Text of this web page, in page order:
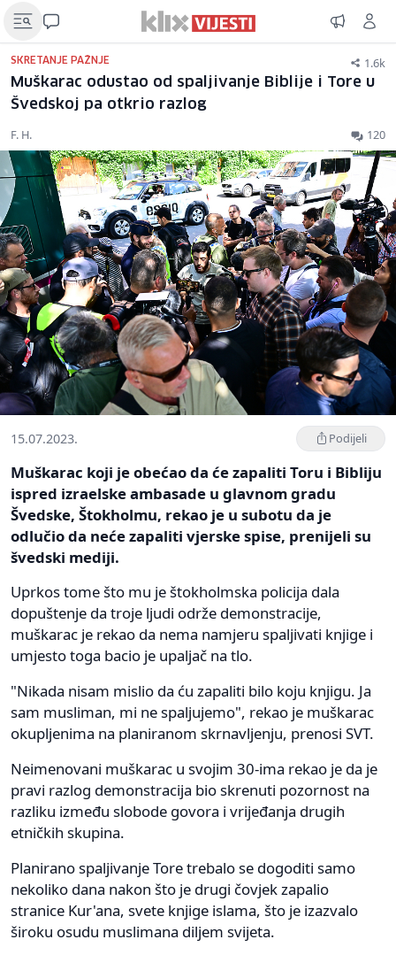
SKRETANJE PAŽNJE 1.6k
Muškarac odustao od spaljivanje Biblije i Tore u
Švedskoj pa otkrio razlog
F. H. 120
15.07.2023. Podijeli
Muškarac koji je obećao da će zapaliti Toru i Bibliju
ispred izraelske ambasade u glavnom gradu
Švedske, Štokholmu, rekao je u subotu da je
odlučio da neće zapaliti vjerske spise, prenijeli su
švedski mediji.
Uprkos tome što mu je štokholmska policija dala
dopuštenje da troje ljudi održe demonstracije,
muškarac je rekao da nema namjeru spaljivati knjige i
umjesto toga bacio je upaljač na tlo.
"Nikada nisam mislio da ću zapaliti bilo koju knjigu. Ja
sam musliman, mi ne spaljujemo", rekao je muškarac
okupljenima na planiranom skrnavljenju, prenosi SVT.
Neimenovani muškarac u svojim 30-ima rekao je da je
pravi razlog demonstracija bio skrenuti pozornost na
razliku između slobode govora i vrijeđanja drugih
etničkih skupina.
Planirano spaljivanje Tore trebalo se dogoditi samo
nekoliko dana nakon što je drugi čovjek zapalio
stranice Kur'ana, svete knjige islama, što je izazvalo
široku osudu muslimana diljem svijeta.